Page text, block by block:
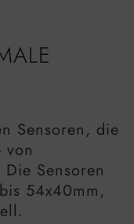
Sensoren, die
Sensoren
54x40mm,